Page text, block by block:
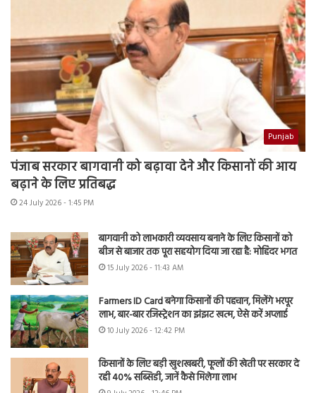
Punjab
पंजाब सरकार बागवानी को बढ़ावा देने और किसानों की आय
बढ़ाने के लिए प्रतिबद्ध
24 July 2026 - 1:45 PM
बागवानी को लाभकारी व्यवसाय बनाने के लिए किसानों को
बीज से बाजार तक पूरा सहयोग दिया जा रहा है: मोहिंदर भगत
15 July 2026 - 11:43 AM
Farmers ID Card बनेगा किसानों की पहचान, मिलेंगे भरपूर
लाभ, बार-बार रजिस्ट्रेशन का झंझट खत्म, ऐसे करें अप्लाई
10 July 2026 - 12:42 PM
किसानों के लिए बड़ी खुशखबरी, फूलों की खेती पर सरकार दे
रही 40% सब्सिडी, जानें कैसे मिलेगा लाभ